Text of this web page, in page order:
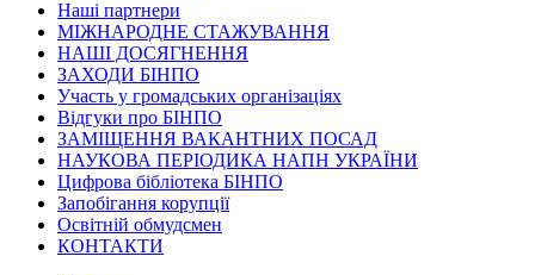
Наші партнери
МІЖНАРОДНЕ СТАЖУВАННЯ
НАШІ ДОСЯГНЕННЯ
ЗАХОДИ БІНПО
Участь у громадських організаціях
Відгуки про БІНПО
ЗАМІЩЕННЯ ВАКАНТНИХ ПОСАД
НАУКОВА ПЕРІОДИКА НАПН УКРАЇНИ
Цифрова бібліотека БІНПО
Запобігання корупції
Освітній обмудсмен
КОНТАКТИ